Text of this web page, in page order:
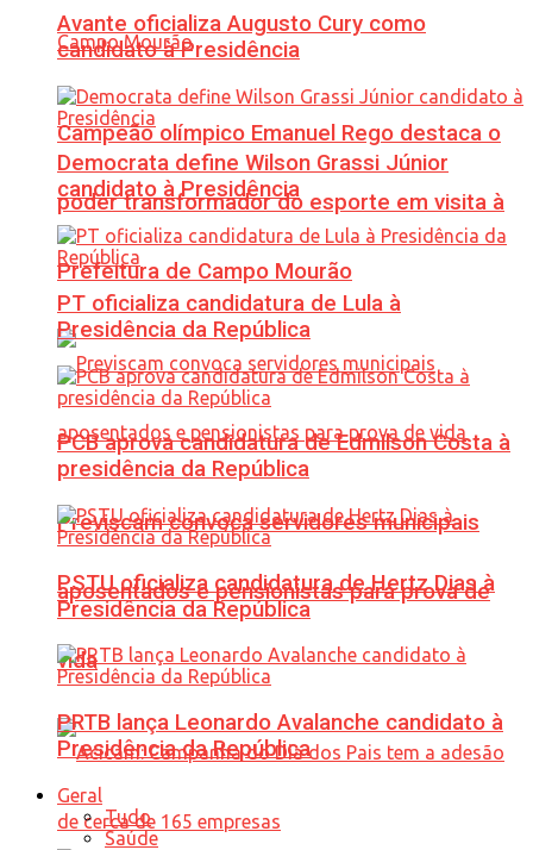
Campeão olímpico Emanuel Rego destaca o
poder transformador do esporte em visita à
Prefeitura de Campo Mourão
Previscam convoca servidores municipais
aposentados e pensionistas para prova de
vida
Avante oficializa Augusto Cury como
candidato à Presidência
Democrata define Wilson Grassi Júnior
candidato à Presidência
PT oficializa candidatura de Lula à
Presidência da República
PCB aprova candidatura de Edmilson Costa à
presidência da República
PSTU oficializa candidatura de Hertz Dias à
Presidência da República
PRTB lança Leonardo Avalanche candidato à
Presidência da República
Geral
Tudo
Saúde